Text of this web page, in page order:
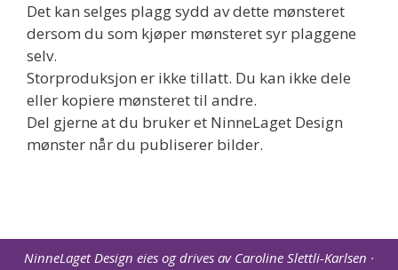
Det kan selges plagg sydd av dette mønsteret
dersom du som kjøper mønsteret syr plaggene
selv.
Storproduksjon er ikke tillatt. Du kan ikke dele
eller kopiere mønsteret til andre.
Del gjerne at du bruker et NinneLaget Design
mønster når du publiserer bilder.
NinneLaget Design eies og drives av Caroline Slettli-Karlsen ·